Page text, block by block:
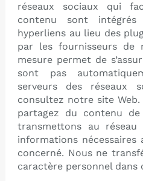
réseaux sociaux qui
contenu sont
hyperliens au lieu des
par les fournisseurs de
mesure permet de
sont pas
serveurs des réseaux
consultez notre site
partagez du contenu
transmettons au
informations
concerné. Nous ne
caractère personnel dans